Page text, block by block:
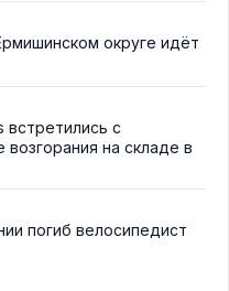
округе идёт
с
на складе в
погиб велосипедист